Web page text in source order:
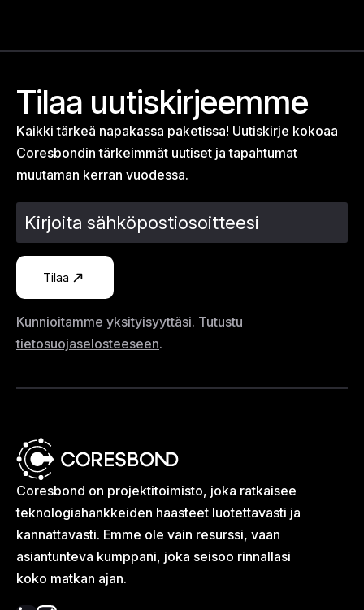
Tilaa uutiskirjeemme
Kaikki tärkeä napakassa paketissa! Uutiskirje kokoaa
Coresbondin tärkeimmät uutiset ja tapahtumat
muutaman kerran vuodessa.
Tilaa
Kunnioitamme yksityisyyttäsi. Tutustu
tietosuojaselosteeseen.
Coresbond on projektitoimisto, joka ratkaisee
teknologia­hankkeiden haasteet luotettavasti ja
kannattavasti. Emme ole vain resurssi, vaan
asiantunteva kumppani, joka seisoo rinnallasi
koko matkan ajan.